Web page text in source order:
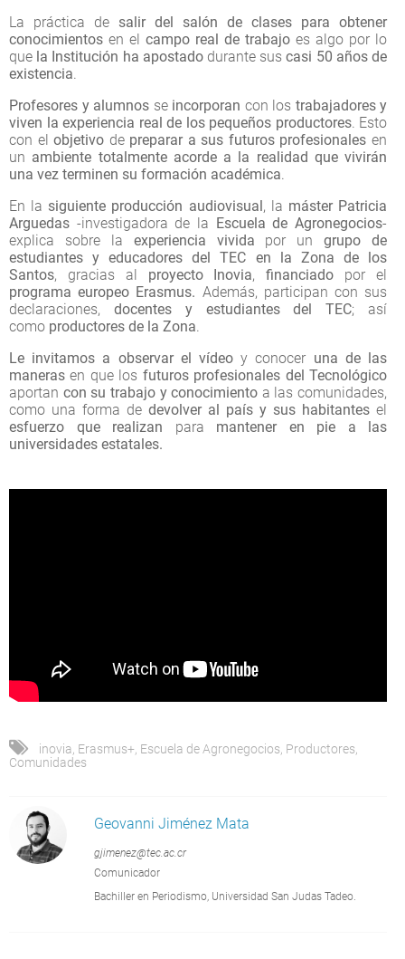
La práctica de salir del salón de clases para obtener
conocimientos en el campo real de trabajo es algo por lo
que la Institución ha apostadodurante suscasi 50 años de
existencia.
Profesores y alumnos se incorporan con los trabajadores y
viven la experiencia real de los pequeños productores. Esto
con elobjetivo de preparar a sus futuros profesionales en
un ambiente totalmente acorde a la realidad que vivirán
una vez terminen su formación académica.
En la siguiente producción audiovisual, la máster Patricia
Arguedas -investigadora de la Escuela de Agronegocios-
explica sobre la experiencia vivida por ungrupo de
estudiantes y educadores del TEC en la Zona de los
Santos, gracias al proyecto Inovia,financiado por el
programa europeo Erasmus. Además, participan con sus
declaraciones, docentes y estudiantes del TEC; así
como productores de la Zona.
Le invitamos a observar el vídeo y conocer una de las
maneras en que los futuros profesionales del Tecnológico
aportan con su trabajo y conocimiento a las comunidades,
como una forma de devolver al país y sus habitantes el
esfuerzo que realizan para mantener en pie a las
universidades estatales.
inovia Erasmus+ Escuela de Agronegocios Productores
Comunidades
Geovanni Jiménez Mata
gjimenez@tec.ac.cr
Comunicador
Bachiller en Periodismo, Universidad San Judas Tadeo.